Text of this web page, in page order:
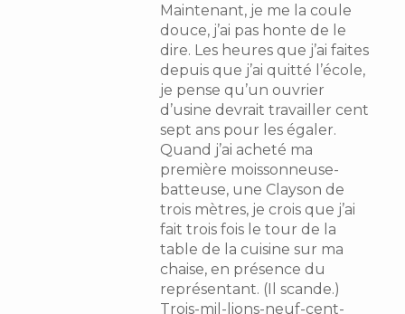
Maintenant, je me la coule
douce, j’ai pas honte de le
dire. Les heures que j’ai faites
depuis que j’ai quitté l’école,
je pense qu’un ouvrier
d’usine devrait travailler cent
sept ans pour les égaler.
Quand j’ai acheté ma
première moissonneuse-
batteuse, une Clayson de
trois mètres, je crois que j’ai
fait trois fois le tour de la
table de la cuisine sur ma
chaise, en présence du
représentant. (Il scande.)
Trois-mil-lions-neuf-cent-